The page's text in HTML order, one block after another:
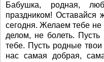
Бабушка, родная,
праздником! Оставайся
сегодня. Желаем тебе не
делом, не болеть. Пусть
тебе. Пусть родные
нас самая добрая,